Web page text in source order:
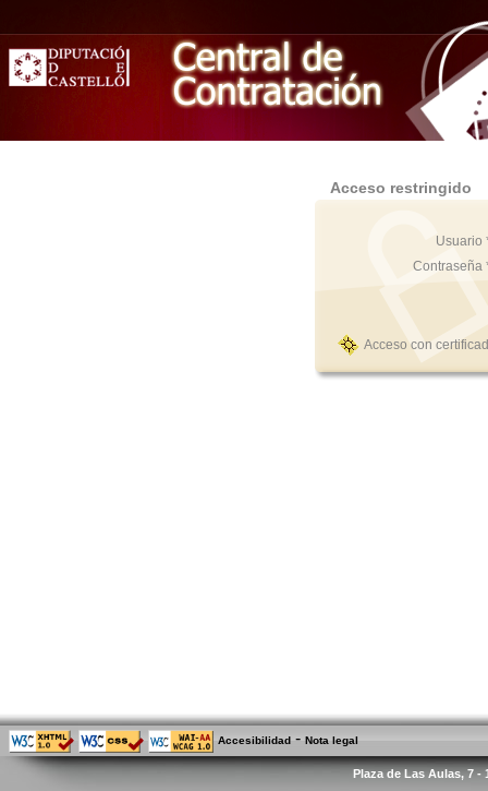
Acceso restringido
Usuario
Contraseña
Acceso con
Accesibilidad - Nota legal
Plaza de Las Aulas, 7 -